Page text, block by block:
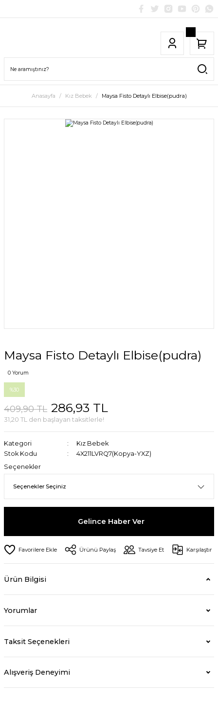
Anasayfa Kız Bebek Maysa Fisto Detaylı Elbise(pudra)
Maysa Fisto Detaylı Elbise(pudra)
0 Yorum
%30
409,90 TL 286,93 TL
31,20 TL den başlayan taksitlerle!
Kategori
Kız Bebek
Stok Kodu
4X211LVRQ7(Kopya-YXZ)
Seçenekler
Gelince Haber Ver
Ürünü Paylaş Tavsiye Et Karşılaştır
Ürün Bilgisi
Yorumlar
Taksit Seçenekleri
Alışveriş Deneyimi